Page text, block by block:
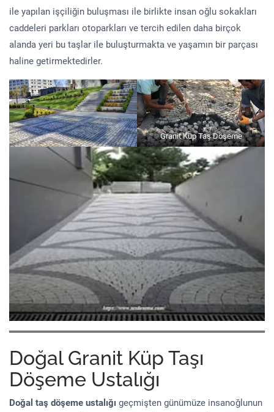
ile yapılan işçiliğin buluşması ile birlikte insan oğlu sokakları
caddeleri parkları otoparkları ve tercih edilen daha birçok
alanda yeri bu taşlar ile buluşturmakta ve yaşamın bir parçası
haline getirmektedirler.
Granit Küp Taş Döşeme
Doğal Granit Küp Taşı
Döşeme Ustalığı
Doğal taş döşeme ustalığı geçmişten günümüze insanoğlunun